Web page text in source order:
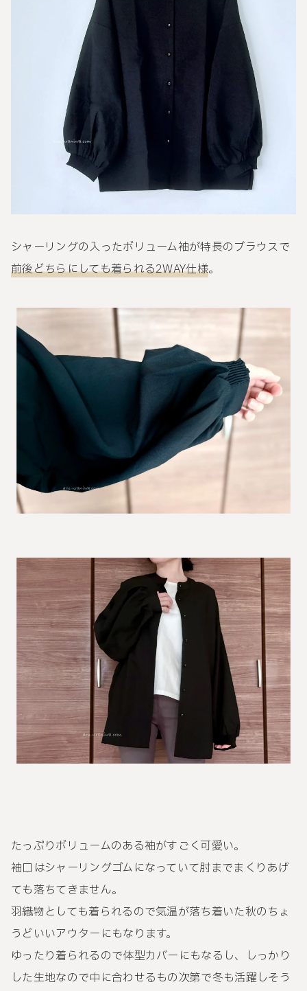
シャーリングの入ったボリューム袖が特長のブラウスで
前後どちらにしても着られる2WAY仕様。
たっぷりボリュームのある袖がすごく可愛い。
袖口はシャーリングゴムになっていて肘までまくりあげ
ても落ちてきません。
羽織物としても着られるので気温が落ち着いた秋のちょ
うどいいアウターにもなります。
ゆったり着られるので体型カバーにもなるし、しっかり
した生地なので中に合わせるもの次第で冬も活躍しそう